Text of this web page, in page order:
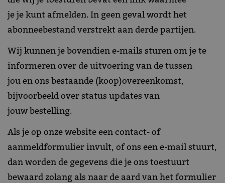
je je kunt afmelden. In geen geval wordt het
abonneebestand verstrekt aan derde partijen.
Wij kunnen je bovendien e-mails sturen om je te
informeren over de uitvoering van de tussen
jou en ons bestaande (koop)overeenkomst,
bijvoorbeeld over status updates van
jouw bestelling.
Als je op onze website een contact- of
aanmeldformulier invult, of ons een e-mail stuurt,
dan worden de gegevens die je ons toestuurt
bewaard zolang als naar de aard van het formulier